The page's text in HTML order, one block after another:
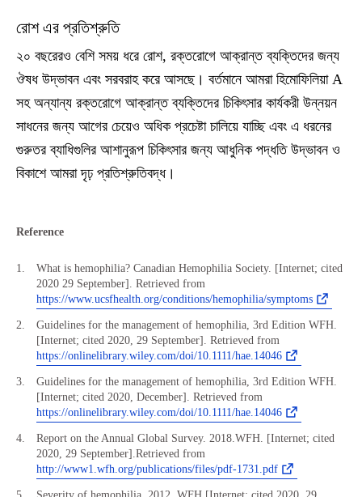
রোশ এর প্রতিশ্রুতি
২০ বছরেরও বেশি সময় ধরে রোশ, রক্তরোগে আক্রান্ত ব্যক্তিদের জন্য
ঔষধ উদ্ভাবন এবং সরবরাহ করে আসছে। বর্তমানে আমরা হিমোফিলিয়া A
সহ অন্যান্য রক্তরোগে আক্রান্ত ব্যক্তিদের চিকিৎসার কার্যকরী উন্নয়ন
সাধনের জন্য আগের চেয়েও অধিক প্রচেষ্টা চালিয়ে যাচ্ছি এবং এ ধরনের
গুরুতর ব্যাধিগুলির আশানুরূপ চিকিৎসার জন্য আধুনিক পদ্ধতি উদ্ভাবন ও
বিকাশে আমরা দৃঢ় প্রতিশ্রুতিবদ্ধ।
Reference
What is hemophilia? Canadian Hemophilia Society. [Internet; cited
2020 29 September]. Retrieved from
https://www.ucsfhealth.org/conditions/hemophilia/symptoms
Guidelines for the management of hemophilia, 3rd Edition WFH.
[Internet; cited 2020, 29 September]. Retrieved from
https://onlinelibrary.wiley.com/doi/10.1111/hae.14046
Guidelines for the management of hemophilia, 3rd Edition WFH.
[Internet; cited 2020, December]. Retrieved from
https://onlinelibrary.wiley.com/doi/10.1111/hae.14046
Report on the Annual Global Survey. 2018.WFH. [Internet; cited
2020, 29 September].Retrieved from
http://www1.wfh.org/publications/files/pdf-1731.pdf